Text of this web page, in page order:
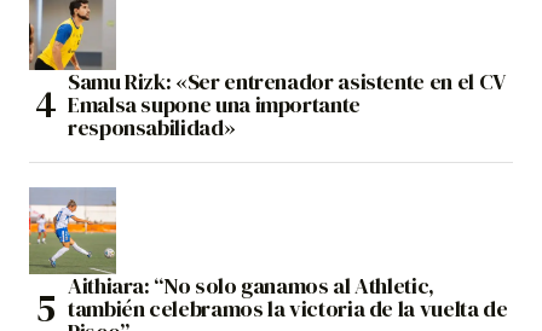
Samu Rizk: «Ser entrenador asistente en el CV
Emalsa supone una importante
responsabilidad»
Aithiara: “No solo ganamos al Athletic,
también celebramos la victoria de la vuelta de